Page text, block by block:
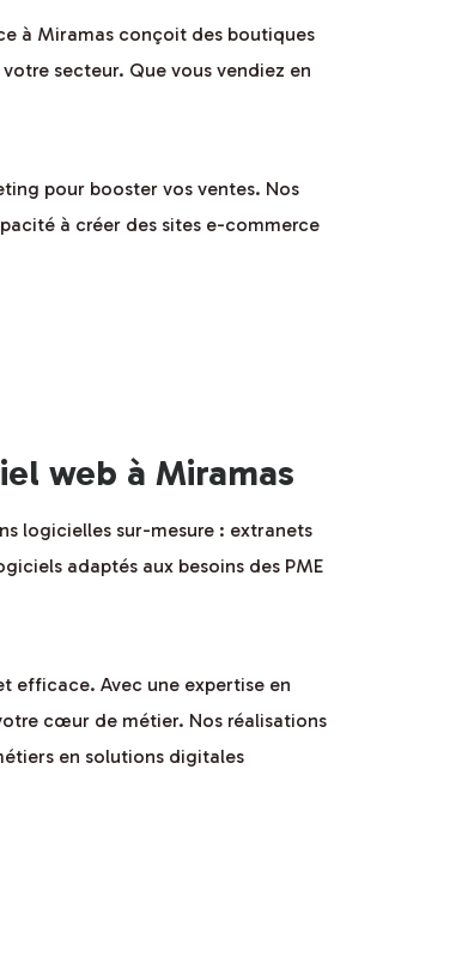
à Miramas conçoit des boutiques
secteur. Que vous vendiez en
pour booster vos ventes. Nos
à créer des sites e-commerce
web à Miramas
logicielles sur-mesure : extranets
adaptés aux besoins des PME
efficace. Avec une expertise en
cœur de métier. Nos réalisations
en solutions digitales